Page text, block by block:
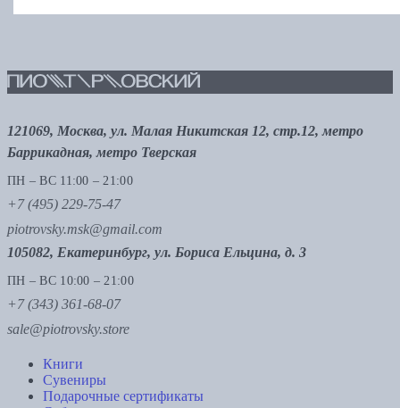
121069, Москва, ул. Малая Никитская 12, стр.12, метро
Баррикадная, метро Тверская
ПН – ВС 11:00 – 21:00
+7 (495) 229-75-47
piotrovsky.msk@gmail.com
105082, Екатеринбург, ул. Бориса Ельцина, д. 3
ПН – ВС 10:00 – 21:00
+7 (343) 361-68-07
sale@piotrovsky.store
Книги
Сувениры
Подарочные сертификаты